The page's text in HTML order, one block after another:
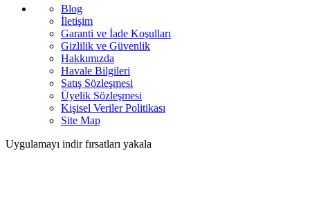
Blog
İletişim
Garanti ve İade Koşulları
Gizlilik ve Güvenlik
Hakkımızda
Havale Bilgileri
Satış Sözleşmesi
Üyelik Sözleşmesi
Kişisel Veriler Politikası
Site Map
Uygulamayı indir fırsatları yakala